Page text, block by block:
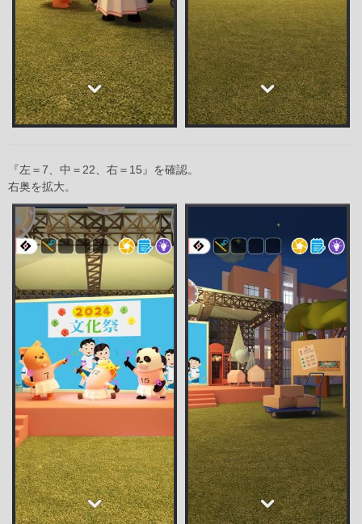
『左＝7、中＝22、右＝15』を確認。
右奥を拡大。